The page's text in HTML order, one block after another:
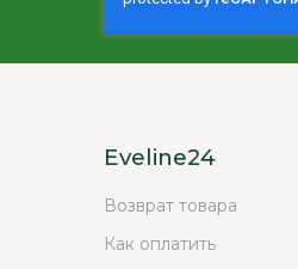
Eveline24
Возврат товара
Как оплатить